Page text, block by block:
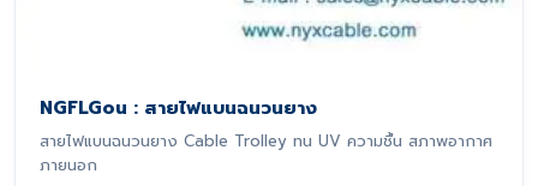
NGFLGou : สายไฟแบนฉนวนยาง
สายไฟแบนฉนวนยาง Cable Trolley ทน UV ความชื้น สภาพอากาศ
ภายนอก